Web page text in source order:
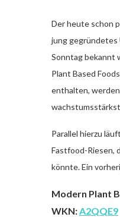
Der heute schon
jung gegründetes
Sonntag bekannt
Plant Based
enthalten,
Parallel hierzu
Fastfood-Riesen,
könnte. Ein
Modern Plant
WKN:A2QQE9